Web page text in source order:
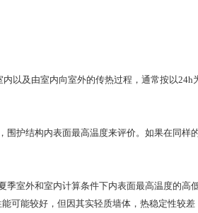
及由室内向室外的传热过程，通常按以24h
护结构内表面最高温度来评价。如果在同样
室外和室内计算条件下内表面最高温度的高
可能较好，但因其实轻质墙体，热稳定性较